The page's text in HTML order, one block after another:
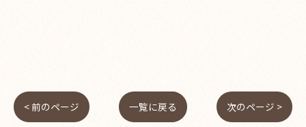
< 前のページ 一覧に戻る 次のページ >